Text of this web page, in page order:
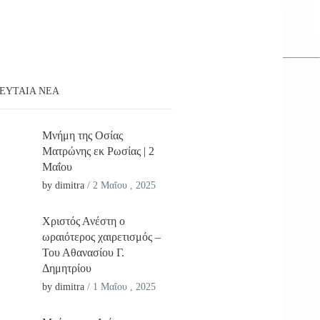
ΝΕΑ
Μνήμη της Οσίας
Ματρώνης εκ Ρωσίας | 2
Μαΐου
by dimitra / 2 Μαΐου , 2025
Χριστός Ανέστη ο
ωραιότερος χαιρετισμός –
Του Αθανασίου Γ.
Δημητρίου
by dimitra / 1 Μαΐου , 2025